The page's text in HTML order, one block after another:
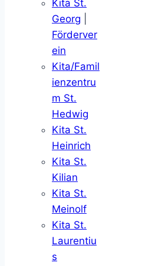
Kita St.
Georg
Förderver
ein
Kita/Famil
ienzentru
m St.
Hedwig
Kita St.
Heinrich
Kita St.
Kilian
Kita St.
Meinolf
Kita St.
Laurentiu
s